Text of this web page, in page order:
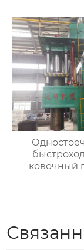
ковочный